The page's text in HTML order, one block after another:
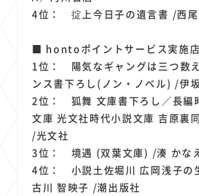
4位： 掟上今日子の遺言書 /西
■ hontoポイントサービス実施
1位： 陽気なギャングは三つ数
ンス書下ろし(ノン・ノベル) /伊
2位： 狐舞 文庫書下ろし／長編
文庫 光文社時代小説文庫 吉原裏
/光文社
3位： 境遇 (双葉文庫) /湊 かな
4位： 小説土佐堀川 広岡浅子の
古川 智映子 /潮出版社